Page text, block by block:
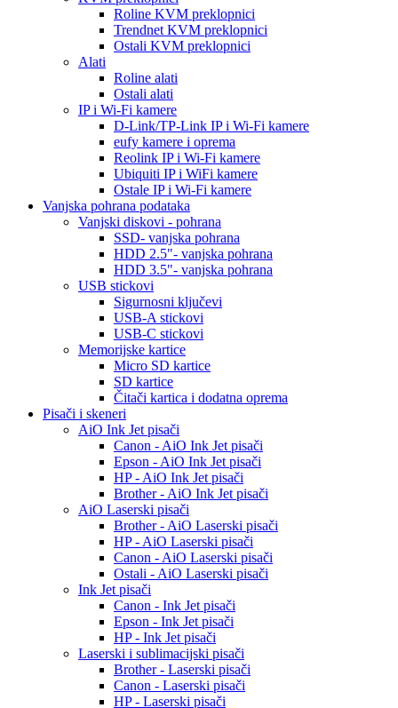
Roline KVM preklopnici
Trendnet KVM preklopnici
Ostali KVM preklopnici
Alati
Roline alati
Ostali alati
IP i Wi-Fi kamere
D-Link/TP-Link IP i Wi-Fi kamere
eufy kamere i oprema
Reolink IP i Wi-Fi kamere
Ubiquiti IP i WiFi kamere
Ostale IP i Wi-Fi kamere
Vanjska pohrana podataka
Vanjski diskovi - pohrana
SSD- vanjska pohrana
HDD 2.5"- vanjska pohrana
HDD 3.5"- vanjska pohrana
USB stickovi
Sigurnosni ključevi
USB-A stickovi
USB-C stickovi
Memorijske kartice
Micro SD kartice
SD kartice
Čitači kartica i dodatna oprema
Pisači i skeneri
AiO Ink Jet pisači
Canon - AiO Ink Jet pisači
Epson - AiO Ink Jet pisači
HP - AiO Ink Jet pisači
Brother - AiO Ink Jet pisači
AiO Laserski pisači
Brother - AiO Laserski pisači
HP - AiO Laserski pisači
Canon - AiO Laserski pisači
Ostali - AiO Laserski pisači
Ink Jet pisači
Canon - Ink Jet pisači
Epson - Ink Jet pisači
HP - Ink Jet pisači
Laserski i sublimacijski pisači
Brother - Laserski pisači
Canon - Laserski pisači
HP - Laserski pisači